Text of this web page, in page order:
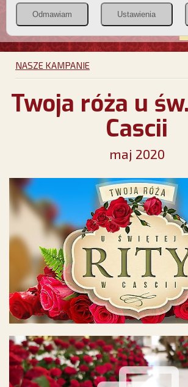
POZNAJ APOSTOLAT FATIMY
NASZE KAMPANIE
Twoja róża u
Cascii
maj 2020
Odmawiam Ustawienia